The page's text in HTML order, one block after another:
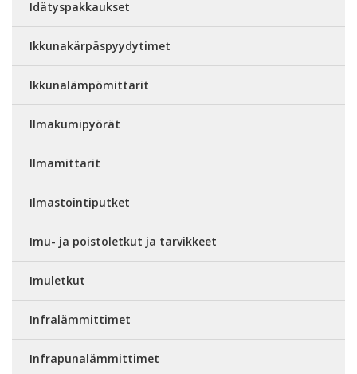
Idätyspakkaukset
Ikkunakärpäspyydytimet
Ikkunalämpömittarit
Ilmakumipyörät
Ilmamittarit
Ilmastointiputket
Imu- ja poistoletkut ja tarvikkeet
Imuletkut
Infralämmittimet
Infrapunalämmittimet